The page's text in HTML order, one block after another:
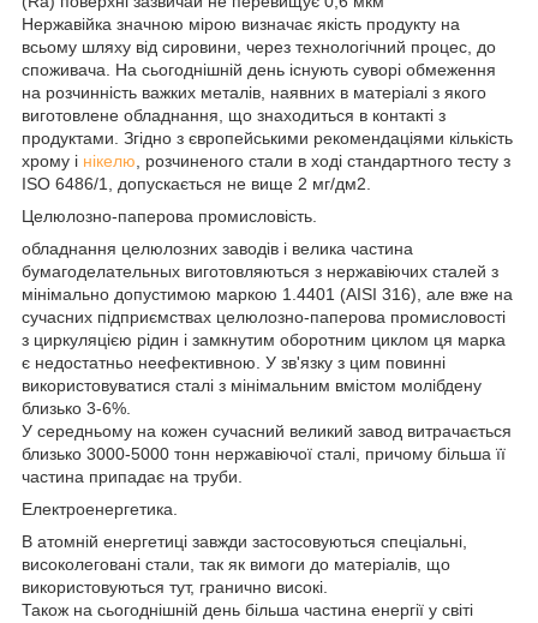
Нержавійка значною мірою визначає якість продукту на
всьому шляху від сировини, через технологічний процес, до
споживача. На сьогоднішній день існують суворі обмеження
на розчинність важких металів, наявних в матеріалі з якого
виготовлене обладнання, що знаходиться в контакті з
продуктами. Згідно з європейськими рекомендаціями кількість
хрому і нікелю , розчиненого стали в ході стандартного тесту з
ISO 6486/1, допускається не вище 2 мг/дм2.
Целюлозно-паперова промисловість.
обладнання целюлозних заводів і велика частина
бумагоделательных виготовляються з нержавіючих сталей з
мінімально допустимою маркою 1.4401 (AISI 316), але вже на
сучасних підприємствах целюлозно-паперова промисловості
з циркуляцією рідин і замкнутим оборотним циклом ця марка
є недостатньо неефективною. У зв'язку з цим повинні
використовуватися сталі з мінімальним вмістом молібдену
близько 3-6%.
У середньому на кожен сучасний великий завод витрачається
близько 3000-5000 тонн нержавіючої сталі, причому більша її
частина припадає на труби.
Електроенергетика.
В атомній енергетиці завжди застосовуються спеціальні,
високолеговані стали, так як вимоги до матеріалів, що
використовуються тут, гранично високі.
Також на сьогоднішній день більша частина енергії у світі